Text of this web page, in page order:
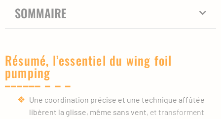
SOMMAIRE
Résumé, l’essentiel du wing foil
pumping
Une coordination précise et une technique affûtée
libèrent la glisse, même sans vent, et transforment